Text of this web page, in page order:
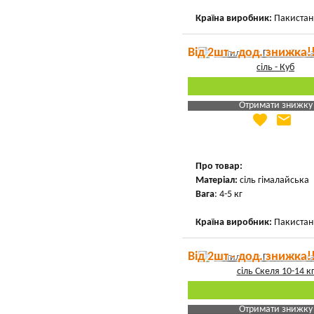
Країна виробник: Пакистан
Від 2шт - дод.
Отримати знижку
Яка Ваша ціна
favorite email
Про товар:
Матеріал: сіль гімалайська
Вага: 4-5 кг
Країна виробник: Пакистан
Від 2шт - дод.
Отримати знижку